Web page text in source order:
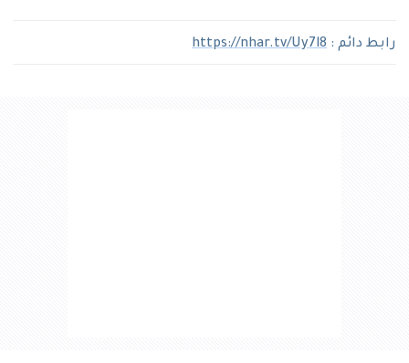
رابط دائم : https://nhar.tv/Uy7l8